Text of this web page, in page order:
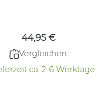
44,95 €
Vergleichen
ca. 2-6 Werktage